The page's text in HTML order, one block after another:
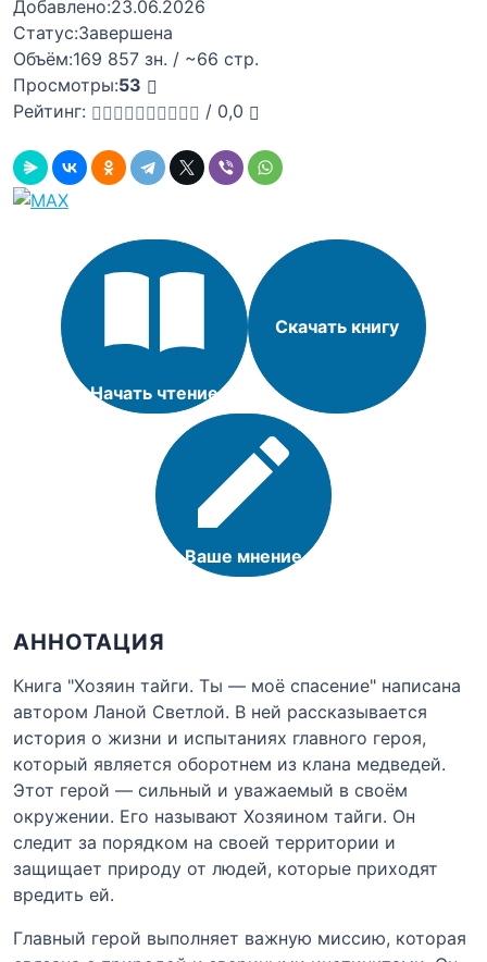
Добавлено:23.06.2026
Статус:Завершена
Объём:169 857 зн. / ~66 стр.
Просмотры:53
Рейтинг:
/ 0,0
Начать чтение
Скачать книгу
Ваше мнение
АННОТАЦИЯ
Книга "Хозяин тайги. Ты — моё спасение" написана
автором Ланой Светлой. В ней рассказывается
история о жизни и испытаниях главного героя,
который является оборотнем из клана медведей.
Этот герой — сильный и уважаемый в своём
окружении. Его называют Хозяином тайги. Он
следит за порядком на своей территории и
защищает природу от людей, которые приходят
вредить ей.
Главный герой выполняет важную миссию, которая